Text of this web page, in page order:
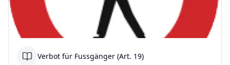
Verbot für Fussgänger (Art. 19)